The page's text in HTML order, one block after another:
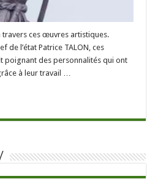
travers ces œuvres artistiques.
de l’état Patrice TALON, ces
poignant des personnalités qui ont
à leur travail …